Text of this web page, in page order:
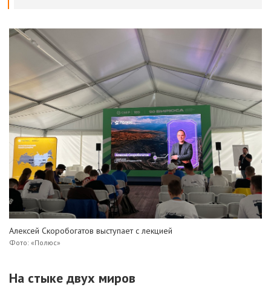
Алексей Скоробогатов выступает с лекцией
Фото: «Полюс»
На стыке двух миров